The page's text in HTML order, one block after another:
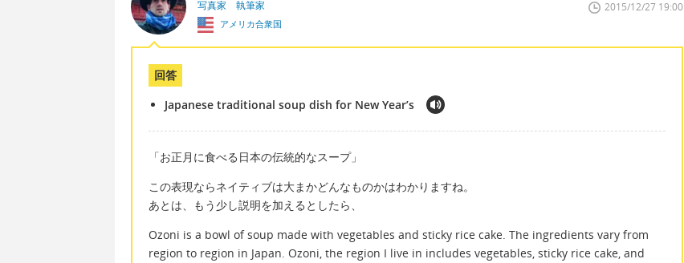
写真家 執筆家
アメリカ合衆国
2015/12/27 19:00
回答
Japanese traditional soup dish for New Year’s
「お正月に食べる日本の伝統的なスープ」
この表現ならネイティブは大まかどんなものかはわかりますね。
あとは、もう少し説明を加えるとしたら、
Ozoni is a bowl of soup made with vegetables and sticky rice cake. The ingredients vary from
region to region in Japan. Ozoni, the region I live in includes vegetables, sticky rice cake, and